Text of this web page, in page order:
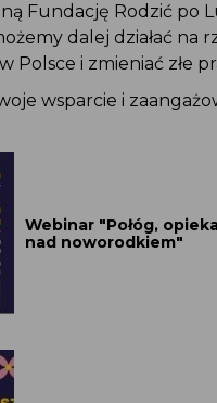
Fundację Rodzić po
dalej działać na
Polsce i zmieniać złe
wsparcie i
Webinar "Połóg,
nad noworodkiem"